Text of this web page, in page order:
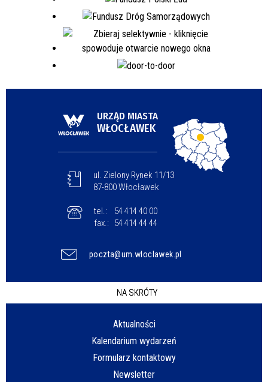
URZĄD MIASTA
WŁOCŁAWEK
ul. Zielony Rynek 11/13
87-800 Włocławek
tel.:
54 414 40 00
fax.:
54 414 44 44
poczta@um.wloclawek.pl
NA SKRÓTY
Aktualności
Kalendarium wydarzeń
Formularz kontaktowy
Newsletter